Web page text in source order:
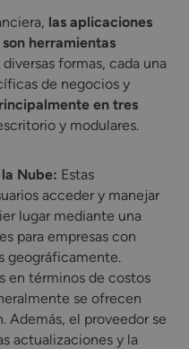
las aplicaciones
herramientas
formas, cada una
de negocios y
en tres
y modulares.
Nube: Estas
acceder y manejar
lugar mediante una
para empresas con
geográficamente.
en términos de costos
se ofrecen
Además, el proveedor se
actualizaciones y la